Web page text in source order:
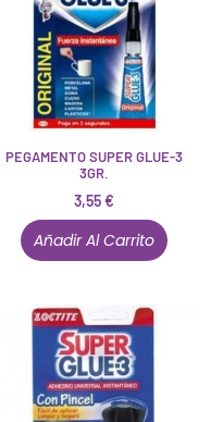
PEGAMENTO SUPER GLUE-3
3GR.
3,55€
Añadir Al Carrito